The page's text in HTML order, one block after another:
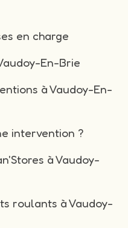
en charge
En-Brie
à Vaudoy-En-
intervention ?
à Vaudoy-
roulants à Vaudoy-